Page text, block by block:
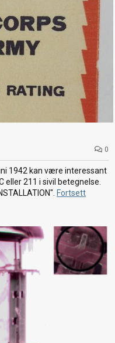
0
1942 kan være interessant
eller 211 i sivil betegnelse.
Fortsett